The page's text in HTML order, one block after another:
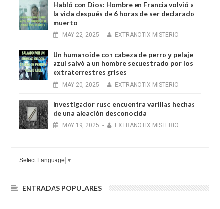
Habló con Dios: Hombre en Francia volvió a
la vida después de 6 horas de ser declarado
muerto
MAY 22, 2025 - EXTRANOTIX MISTERIO
Un humanoide con cabeza de perro у pelaje
azul salvó a un hombre secuestrado por los
extraterrestres grises
MAY 20, 2025 - EXTRANOTIX MISTERIO
Investigador ruso encuentra varillas hechas
de una aleación desconocida
MAY 19, 2025 - EXTRANOTIX MISTERIO
Select Language ▼
ENTRADAS POPULARES